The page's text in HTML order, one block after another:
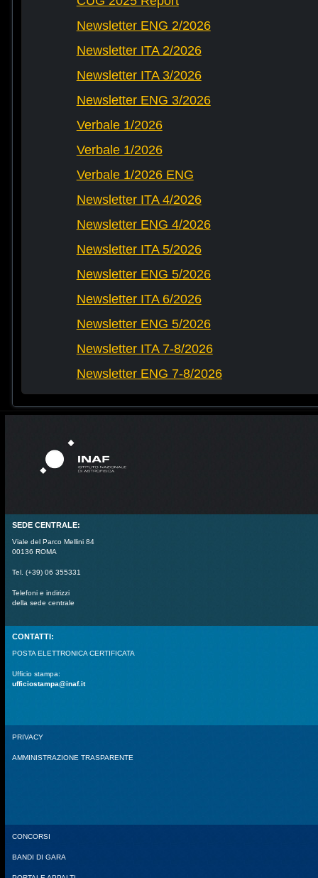
Newsletter ENG 2/2026
Newsletter ITA 2/2026
Newsletter ITA 3/2026
Newsletter ENG 3/2026
Verbale 1/2026
Verbale 1/2026
Verbale 1/2026 ENG
Newsletter ITA 4/2026
Newsletter ENG 4/2026
Newsletter ITA 5/2026
Newsletter ENG 5/2026
Newsletter ITA 6/2026
Newsletter ENG 5/2026
Newsletter ITA 7-8/2026
Newsletter ENG 7-8/2026
SEDE CENTRALE:
Viale del Parco Mellini 84
00136 ROMA
Tel. (+39) 06 355331
Telefoni e indirizzi
della sede centrale
CONTATTI:
POSTA ELETTRONICA CERTIFICATA
Ufficio stampa:
ufficiostampa@inaf.it
PRIVACY
AMMINISTRAZIONE TRASPARENTE
CONCORSI
BANDI DI GARA